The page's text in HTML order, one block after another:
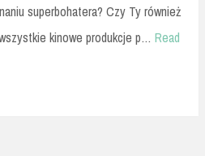
superbohatera? Czy Ty również
kinowe produkcje p… Read